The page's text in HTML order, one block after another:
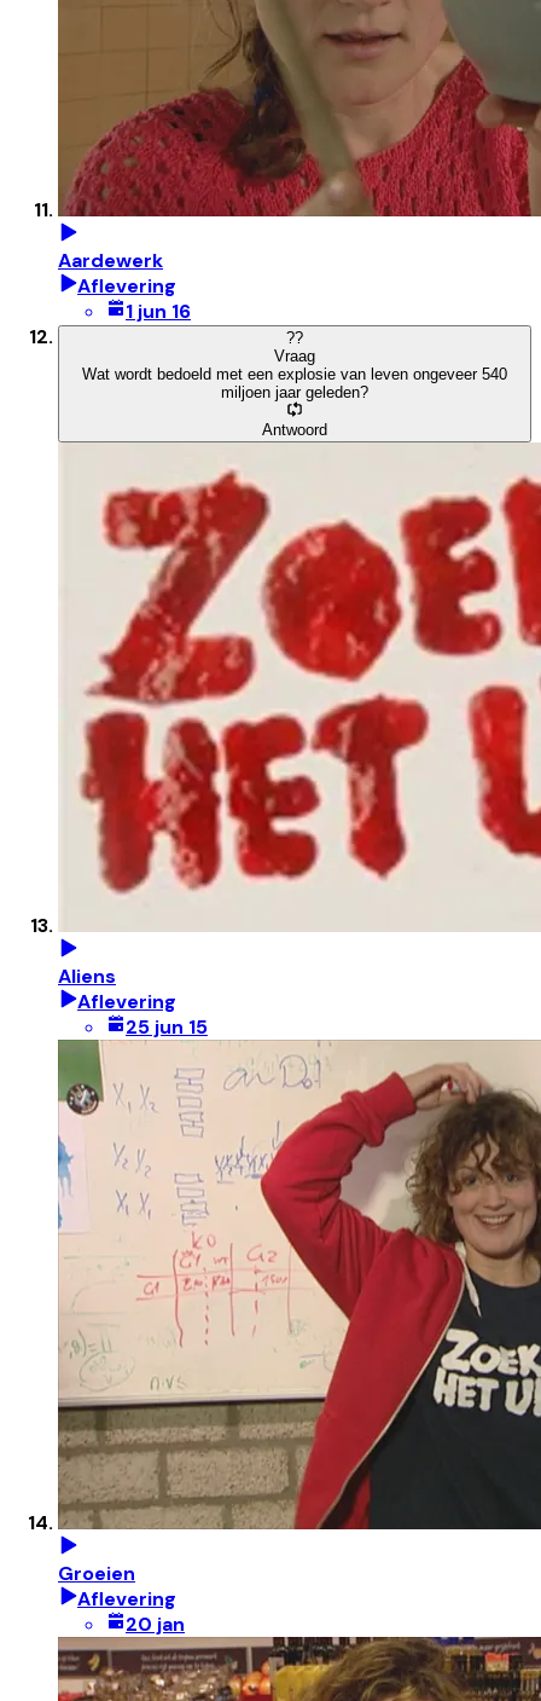
Aardewerk
Aflevering
1 jun 16
??
Vraag
Wat wordt bedoeld met een explosie van leven ongeveer 540
miljoen jaar geleden?
Antwoord
Aliens
Aflevering
25 jun 15
Groeien
Aflevering
20 jan